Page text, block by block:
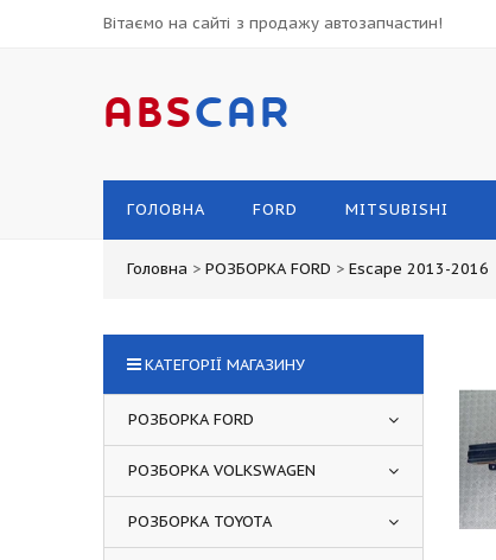
Вітаємо на сайті з продажу автозапчастин!
ABSCAR
ГОЛОВНА FORD MITSUBISHI
Головна > РОЗБОРКА FORD > Escape 2013-2016
КАТЕГОРІЇ МАГАЗИНУ
РОЗБОРКА FORD
РОЗБОРКА VOLKSWAGEN
РОЗБОРКА TOYOTA